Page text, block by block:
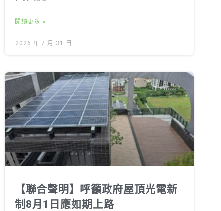
閱讀更多 »
2026 年 7 月 31 日
【聯合聲明】呼籲政府屋頂光電新
制8月1日應如期上路